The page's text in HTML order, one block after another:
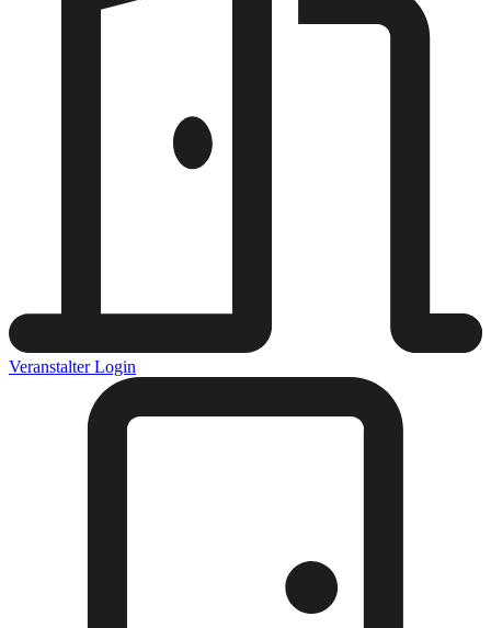
Veranstalter Login